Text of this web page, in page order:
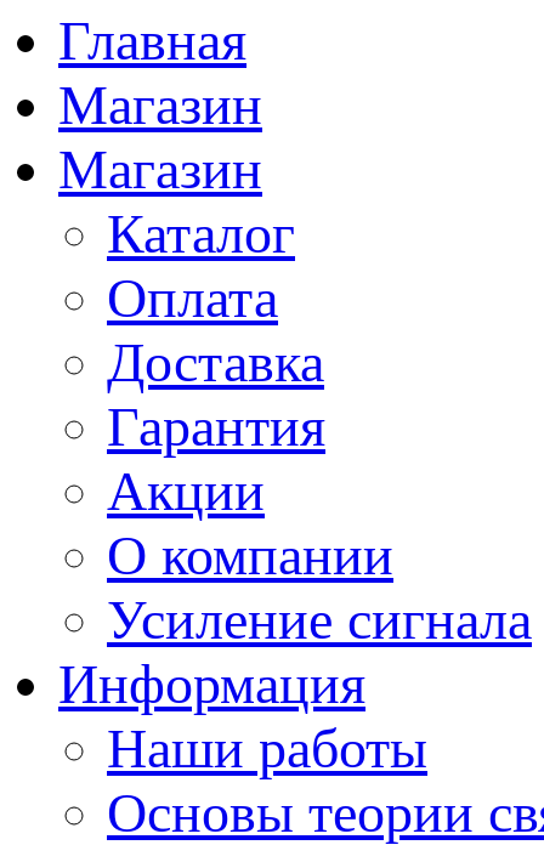
Главная
Магазин
Магазин
Каталог
Оплата
Доставка
Гарантия
Акции
О компании
Усиление сигнала
Информация
Наши работы
Основы теории